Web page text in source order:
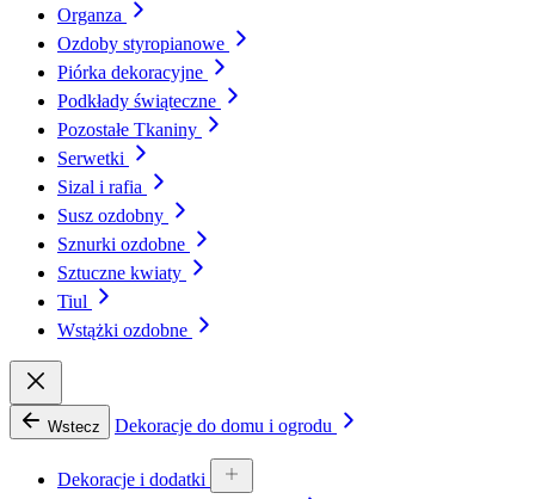
Organza
Ozdoby styropianowe
Piórka dekoracyjne
Podkłady świąteczne
Pozostałe Tkaniny
Serwetki
Sizal i rafia
Susz ozdobny
Sznurki ozdobne
Sztuczne kwiaty
Tiul
Wstążki ozdobne
Wstecz Dekoracje do domu i ogrodu
Dekoracje i dodatki